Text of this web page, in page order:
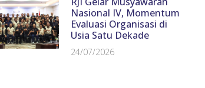
Nasional IV, Momentum
Evaluasi Organisasi di
Usia Satu Dekade
24/07/2026